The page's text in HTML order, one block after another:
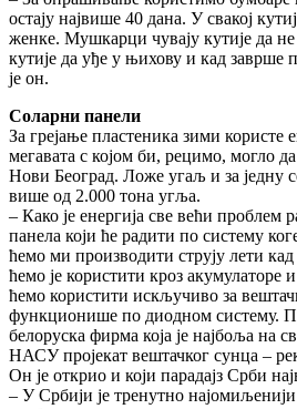
остају највише 40 дана. У свакој
женке. Мушкарци чувају кутије да
кутије да уђе у њихову и кад заврше
је он.
Соларни панели
За грејање пластеника зими користе
мегавата с којом би, рецимо, могло
Нови Београд. Ложе угаљ и за једну
више од 2.000 тона угља.
– Како је енергија све већи проблем
панела који ће радити по систему
ћемо ми производити струју лети
ћемо је користити кроз акумулаторе
ћемо користити искључиво за
функционише по диодном систему.
белоруска фирма која је најбоља на
НАСУ пројекат вештачког сунца –
Он је открио и који парадајз Срби
– У Србији је тренутно